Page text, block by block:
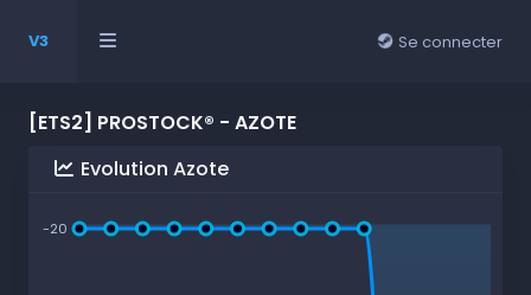
V3 Se connecter
[ETS2] PROSTOCK® - AZOTE
Evolution Azote
-20